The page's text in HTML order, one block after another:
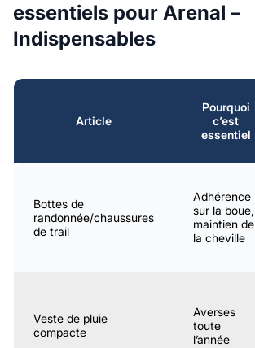
essentiels pour Arenal –
Indispensables
Article
Pourquoi
c’est
essentiel
Bottes de
randonnée/chaussures
de trail
Adhérence
sur la boue,
maintien de
la cheville
Veste de pluie
compacte
Averses
toute
l’année